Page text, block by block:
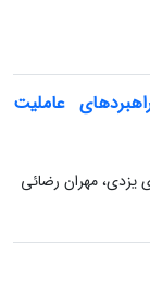
عاملیت
یزدی، مهران رضائی